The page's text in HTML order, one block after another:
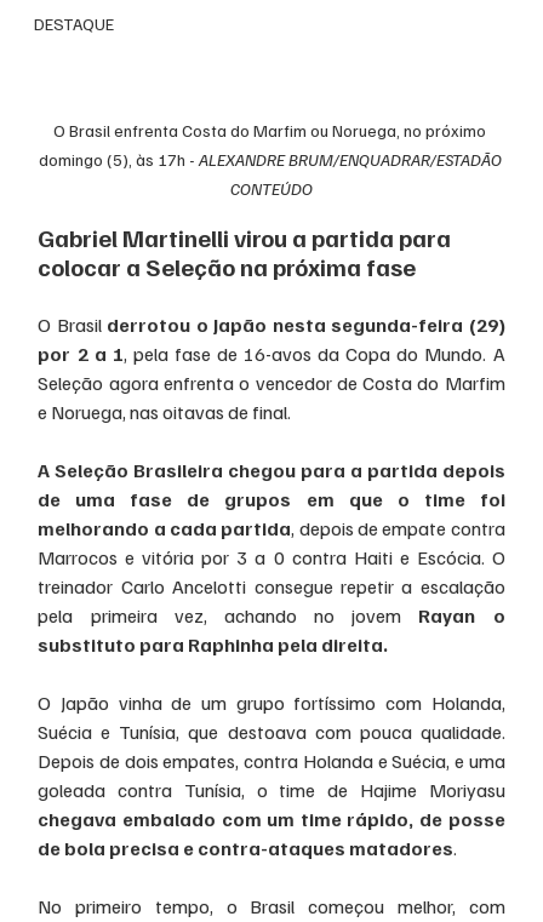
DESTAQUE
O Brasil enfrenta Costa do Marfim ou Noruega, no próximo
domingo (5), às 17h - ALEXANDRE BRUM/ENQUADRAR/ESTADÃO
CONTEÚDO
Gabriel Martinelli virou a partida para
colocar a Seleção na próxima fase
O Brasil derrotou o Japão nesta segunda-feira (29)
por 2 a 1, pela fase de 16-avos da Copa do Mundo. A
Seleção agora enfrenta o vencedor de Costa do Marfim
e Noruega, nas oitavas de final.
A Seleção Brasileira chegou para a partida depois
de uma fase de grupos em que o time foi
melhorando a cada partida, depois de empate contra
Marrocos e vitória por 3 a 0 contra Haiti e Escócia. O
treinador Carlo Ancelotti consegue repetir a escalação
pela primeira vez, achando no jovem Rayan o
substituto para Raphinha pela direita.
O Japão vinha de um grupo fortíssimo com Holanda,
Suécia e Tunísia, que destoava com pouca qualidade.
Depois de dois empates, contra Holanda e Suécia, e uma
goleada contra Tunísia, o time de Hajime Moriyasu
chegava embalado com um time rápido, de posse
de bola precisa e contra-ataques matadores.
No primeiro tempo, o Brasil começou melhor, com